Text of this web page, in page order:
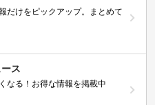
だけをピックアップ。まとめて
ス
なる！お得な情報を掲載中